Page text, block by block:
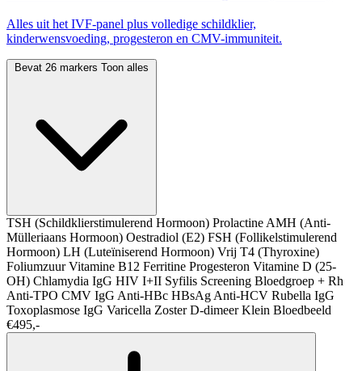
Alles uit het IVF-panel plus volledige schildklier,
kinderwensvoeding, progesteron en CMV-immuniteit.
Bevat 26 markers Toon alles
TSH (Schildklierstimulerend Hormoon) Prolactine AMH (Anti-
Mülleriaans Hormoon) Oestradiol (E2) FSH (Follikelstimulerend
Hormoon) LH (Luteïniserend Hormoon) Vrij T4 (Thyroxine)
FoliumzuurVitamine B12 Ferritine Progesteron Vitamine D (25-
OH) Chlamydia IgG HIV I+II Syfilis Screening Bloedgroep + Rh
Anti-TPO CMV IgG Anti-HBc HBsAg Anti-HCV Rubella IgG
Toxoplasmose IgG Varicella ZosterD-dimeerKlein Bloedbeeld
€495,-